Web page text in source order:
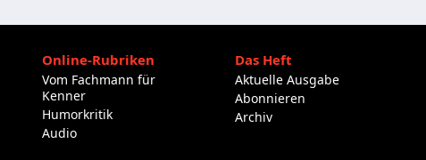
Online-Rubriken
Vom Fachmann für
Kenner
Humorkritik
Audio
Das Heft
Aktuelle Ausgabe
Abonnieren
Archiv